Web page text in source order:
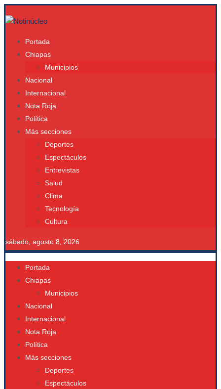
Portada
Chiapas
Municipios
Nacional
Internacional
Nota Roja
Política
Más secciones
Deportes
Espectáculos
Entrevistas
Salud
Clima
Tecnología
Cultura
sábado, agosto 8, 2026
Portada
Chiapas
Municipios
Nacional
Internacional
Nota Roja
Política
Más secciones
Deportes
Espectáculos